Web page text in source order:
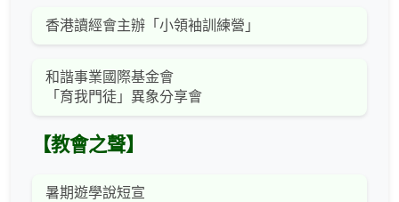
香港讀經會主辦「小領袖訓練營」
和諧事業國際基金會
「育我門徒」異象分享會
【教會之聲】
暑期遊學說短宣